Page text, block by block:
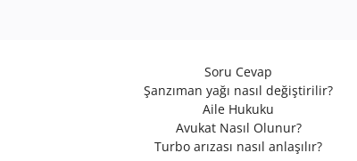
Soru Cevap
Şanzıman yağı nasıl değiştirilir?
Aile Hukuku
Avukat Nasıl Olunur?
Turbo arızası nasıl anlaşılır?